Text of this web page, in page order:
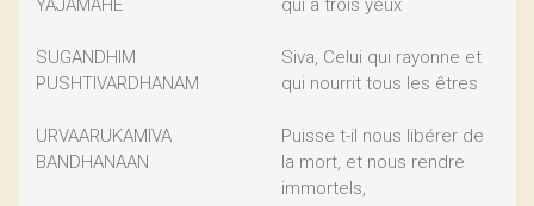
YAJAMAHE
SUGANDHIM
PUSHTIVARDHANAM
URVAARUKAMIVA
BANDHANAAN
qui a trois yeux
Siva, Celui qui rayonne et
qui nourrit tous les êtres
Puisse t-il nous libérer de
la mort, et nous rendre
immortels,